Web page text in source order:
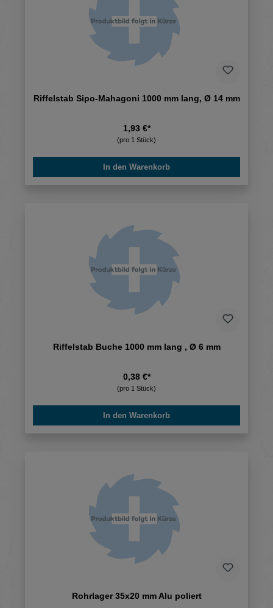
Riffelstab Sipo-Mahagoni 1000 mm lang, Ø 14 mm
1,93 €*
(pro 1 Stück)
In den Warenkorb
Riffelstab Buche 1000 mm lang , Ø 6 mm
0,38 €*
(pro 1 Stück)
In den Warenkorb
Rohrlager 35x20 mm Alu poliert